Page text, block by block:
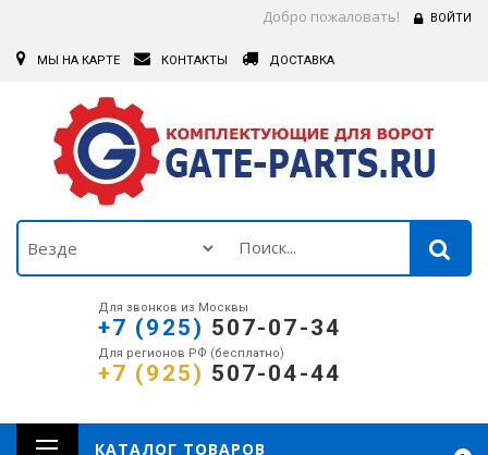
Добро пожаловать! ВОЙТИ
МЫ НА КАРТЕ КОНТАКТЫ ДОСТАВКА
Для звонков из Москвы
+7 (925) 507-07-34
Для регионов РФ (бесплатно)
+7 (925) 507-04-44
КАТАЛОГ ТОВАРОВ